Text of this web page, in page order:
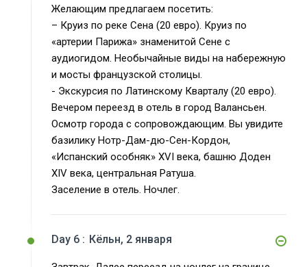
Желающим предлагаем посетить:
– Круиз по реке Сена (20 евро). Круиз по
«артерии Парижа» знаменитой Сене с
аудиогидом. Необычайные виды на набережную
и мосты французской столицы.
- Экскурсия по Латинскому Кварталу (20 евро).
Вечером переезд в отель в город Валансьен.
Осмотр города с сопровождающим. Вы увидите
базилику Нотр-Дам-дю-Сен-Кордон,
«Испанский особняк» XVI века, башню Доден
XIV века, центральная Ратуша.
Заселение в отель. Ночлег.
Day 6 : Кёльн, 2 января